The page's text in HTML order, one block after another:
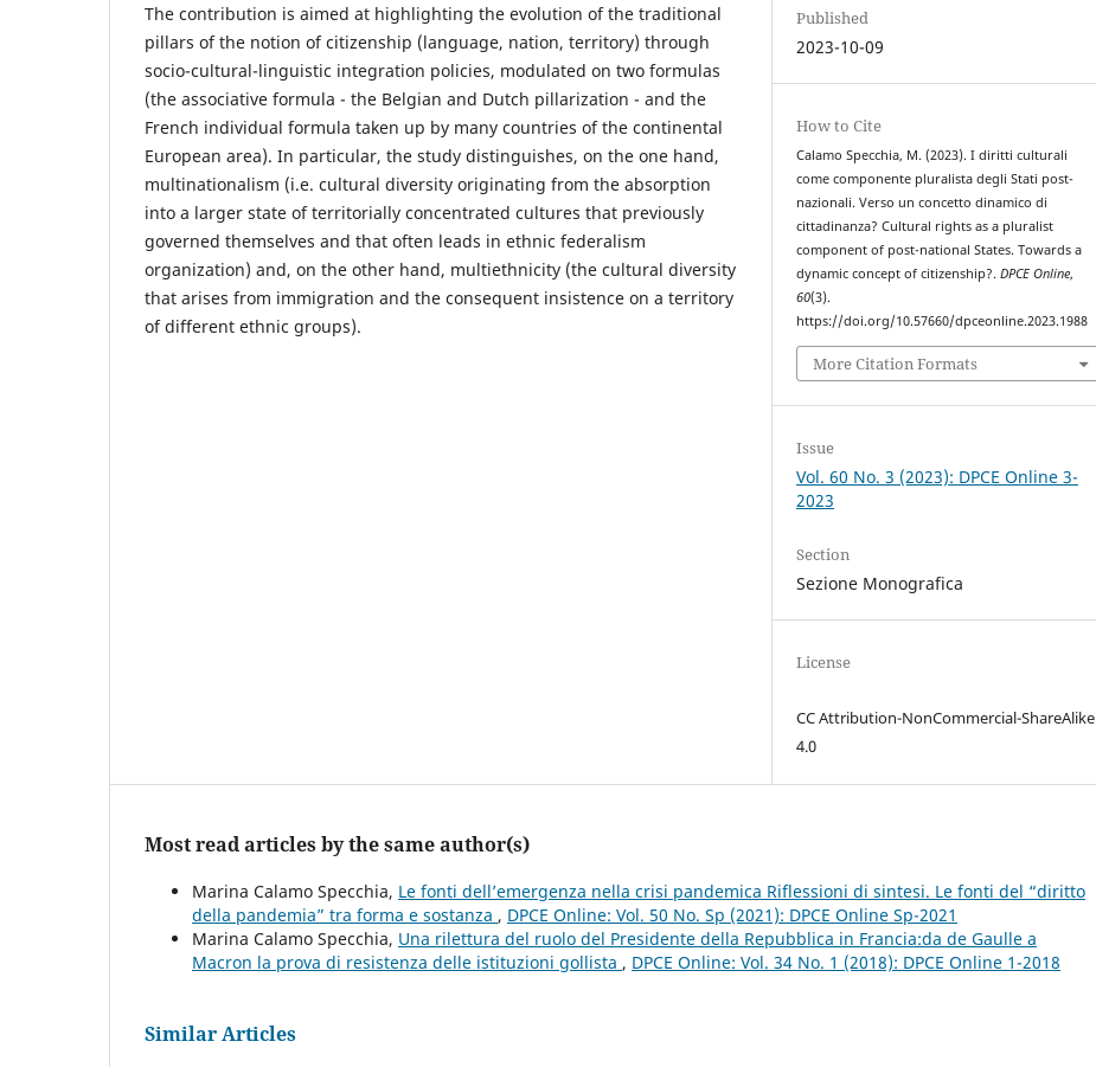
The contribution is aimed at highlighting the evolution of the traditional
pillars of the notion of citizenship (language, nation, territory) through
socio-cultural-linguistic integration policies, modulated on two formulas
(the associative formula - the Belgian and Dutch pillarization - and the
French individual formula taken up by many countries of the continental
European area). In particular, the study distinguishes, on the one hand,
multinationalism (i.e. cultural diversity originating from the absorption
into a larger state of territorially concentrated cultures that previously
governed themselves and that often leads in ethnic federalism
organization) and, on the other hand, multiethnicity (the cultural diversity
that arises from immigration and the consequent insistence on a territory
of different ethnic groups).
Published
2023-10-09
How to Cite
Calamo Specchia, M. (2023). I diritti culturali
come componente pluralista degli Stati post-
nazionali. Verso un concetto dinamico di
cittadinanza? Cultural rights as a pluralist
component of post-national States. Towards a
dynamic concept of citizenship?.DPCE Online,
60(3).
https://doi.org/10.57660/dpceonline.2023.1988
More Citation Formats
Issue
Vol. 60 No. 3 (2023): DPCE Online 3-
2023
Section
Sezione Monografica
License
CC Attribution-NonCommercial-ShareAlike
4.0
Most read articles by the same author(s)
Marina Calamo Specchia, Le fonti dell’emergenza nella crisi pandemica Riflessioni di sintesi. Le fonti del “diritto
della pandemia” tra forma e sostanza , DPCE Online: Vol. 50 No. Sp (2021): DPCE Online Sp-2021
Marina Calamo Specchia, Una rilettura del ruolo del Presidente della Repubblica in Francia:da de Gaulle a
Macron la prova di resistenza delle istituzioni gollista , DPCE Online: Vol. 34 No. 1 (2018): DPCE Online 1-2018
Similar Articles